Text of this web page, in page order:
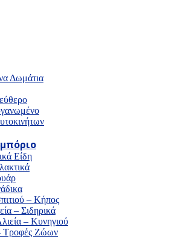
Δωμάτια
Είδη
– Κήπος
– Σιδηρικά
– Κυνηγιού
Τροφές Ζώων